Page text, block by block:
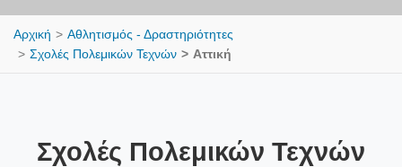
Αρχική
Αθλητισμός - Δραστηριότητες
Σχολές Πολεμικών Τεχνών
Αττική
Σχολές Πολεμικών Τεχνών